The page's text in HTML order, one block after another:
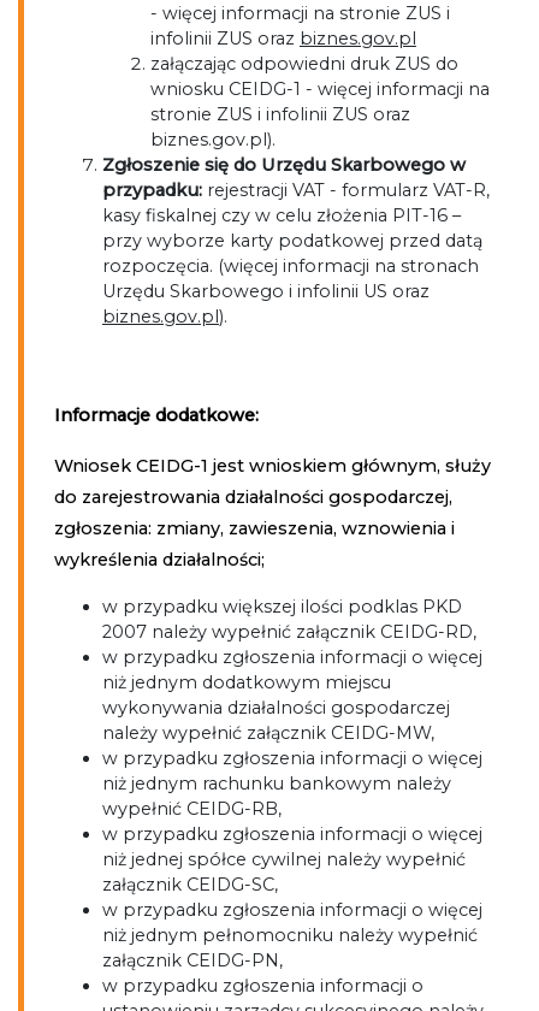
- więcej informacji na stronie ZUS i
infolinii ZUS oraz biznes.gov.pl
załączając odpowiedni druk ZUS do
wniosku CEIDG-1 - więcej informacji na
stronie ZUS i infolinii ZUS oraz
biznes.gov.pl).
Zgłoszenie się do Urzędu Skarbowego w
przypadku: rejestracji VAT - formularz VAT-R,
kasy fiskalnej czy w celu złożenia PIT-16 –
przy wyborze karty podatkowej przed datą
rozpoczęcia. (więcej informacji na stronach
Urzędu Skarbowego i infolinii US oraz
biznes.gov.pl).
Informacje dodatkowe:
Wniosek CEIDG-1 jest wnioskiem głównym, służy
do zarejestrowania działalności gospodarczej,
zgłoszenia: zmiany, zawieszenia, wznowienia i
wykreślenia działalności;
w przypadku większej ilości podklas PKD
2007 należy wypełnić załącznik CEIDG-RD,
w przypadku zgłoszenia informacji o więcej
niż jednym dodatkowym miejscu
wykonywania działalności gospodarczej
należy wypełnić załącznik CEIDG-MW,
w przypadku zgłoszenia informacji o więcej
niż jednym rachunku bankowym należy
wypełnić CEIDG-RB,
w przypadku zgłoszenia informacji o więcej
niż jednej spółce cywilnej należy wypełnić
załącznik CEIDG-SC,
w przypadku zgłoszenia informacji o więcej
niż jednym pełnomocniku należy wypełnić
załącznik CEIDG-PN,
w przypadku zgłoszenia informacji o